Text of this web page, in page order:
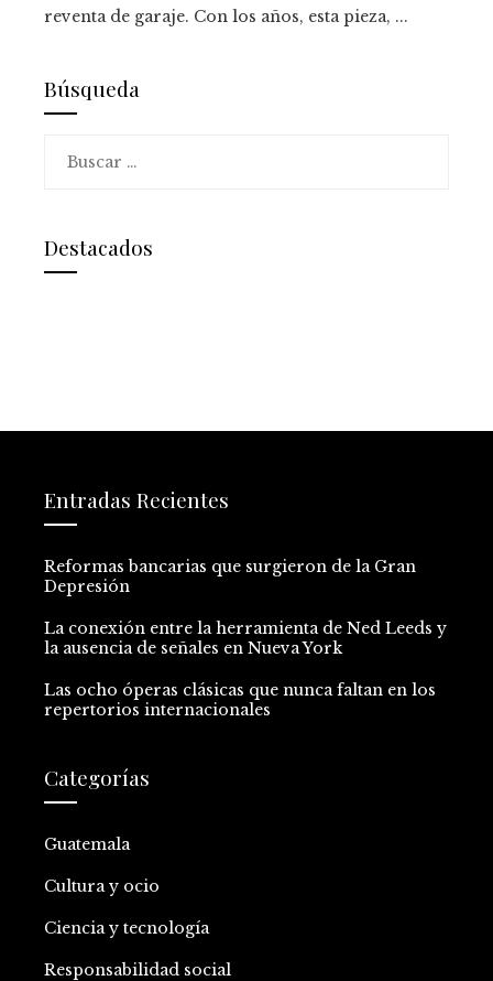
reventa de garaje. Con los años, esta pieza, ...
Búsqueda
Destacados
Entradas Recientes
Reformas bancarias que surgieron de la Gran
Depresión
La conexión entre la herramienta de Ned Leeds y
la ausencia de señales en Nueva York
Las ocho óperas clásicas que nunca faltan en los
repertorios internacionales
Categorías
Guatemala
Cultura y ocio
Ciencia y tecnología
Responsabilidad social